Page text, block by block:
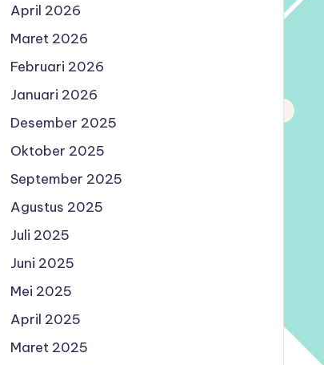
April 2026
Maret 2026
Februari 2026
Januari 2026
Desember 2025
Oktober 2025
September 2025
Agustus 2025
Juli 2025
Juni 2025
Mei 2025
April 2025
Maret 2025